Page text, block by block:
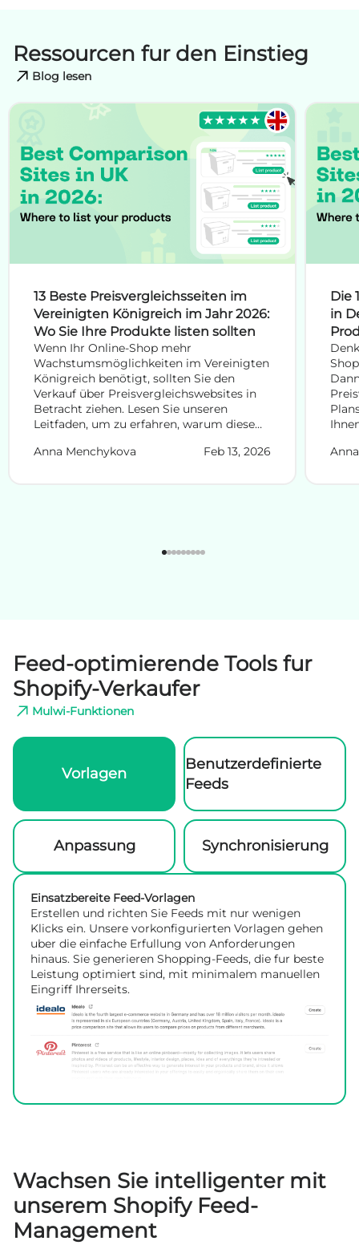
Ressourcen fur den Einstieg
Blog lesen
13 Beste Preisvergleichsseiten im
Vereinigten Königreich im Jahr 2026:
Wo Sie Ihre Produkte listen sollten
Wenn Ihr Online-Shop mehr
Wachstumsmöglichkeiten im Vereinigten
Königreich benötigt, sollten Sie den
Verkauf über Preisvergleichswebsites in
Betracht ziehen. Lesen Sie unseren
Leitfaden, um zu erfahren, warum diese
Anna Menchykova
Feb 13, 2026
Die
in
Feed-optimierende Tools fur
Shopify-Verkaufer
Mulwi-Funktionen
Vorlagen
Benutzerdefinierte
Feeds
Anpassung Synchronisierung
Einsatzbereite Feed-Vorlagen
Erstellen und richten Sie Feeds mit nur wenigen
Klicks ein. Unsere vorkonfigurierten Vorlagen gehen
uber die einfache Erfullung von Anforderungen
hinaus. Sie generieren Shopping-Feeds, die fur beste
Leistung optimiert sind, mit minimalem manuellen
Eingriff Ihrerseits.
Wachsen Sie intelligenter mit
unserem Shopify Feed-
Management